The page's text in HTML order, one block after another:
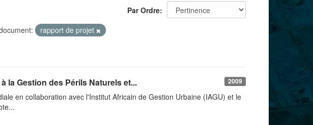
Par Ordre
rapport de projet
2009
la Gestion des Périls Naturels et...
en collaboration avec l'Institut Africain de Gestion Urbaine (IAGU) et le